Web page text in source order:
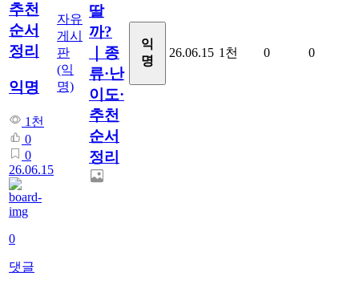
추천
순서
정리
익명
1천
0
0
26.06.15
0
댓글
자유
게시
판
(익
명)
딸
까?
｜종
류·난
이도·
추천
순서
정리
익
명
26.06.15 1천 0 0